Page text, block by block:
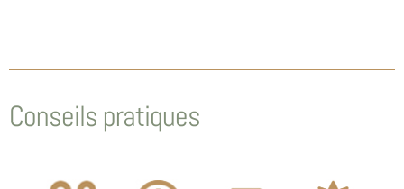
Conseils pratiques